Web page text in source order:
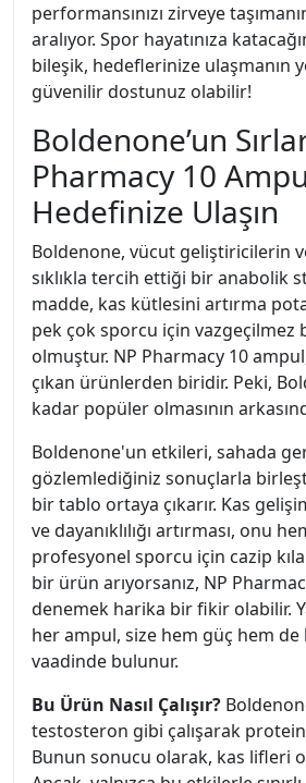
performansınızı zirveye
aralıyor. Spor hayatınıza
bileşik, hedeflerinize ulaşmanın
güvenilir dostunuz olabilir!
Boldenone’un
Pharmacy 10
Hedefinize Ulaşın
Boldenone, vücut geliştiricilerin
sıklıkla tercih ettiği bir anabolik
madde, kas kütlesini artırma
pek çok sporcu için vazgeçilmez
olmuştur. NP Pharmacy 10
çıkan ürünlerden biridir. Peki,
kadar popüler olmasının
Boldenone'un etkileri, sahada
gözlemlediğiniz sonuçlarla
bir tablo ortaya çıkarır. Kas
ve dayanıklılığı artırması, onu
profesyonel sporcu için cazip
bir ürün arıyorsanız, NP
denemek harika bir fikir olabilir.
her ampul, size hem güç hem de
vaadinde bulunur.
Bu Ürün Nasıl Çalışır?
testosteron gibi çalışarak protein
Bunun sonucu olarak, kas lifleri